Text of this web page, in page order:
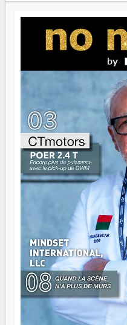
jeunes qui tiennent la
s'arrêter là, applaudir et
serait passer à côté d'une
brûle fort — et parfois,
direction peut éclairer
là que les aînés entrent
gouvernail, mais pour
ont la force, les vieux ont
n'est pas un combat de
d'équipage. Partagez vos
Surtout vos échecs,
n'importe quel manuel. À
Il faut juste s'assurer
même sens.